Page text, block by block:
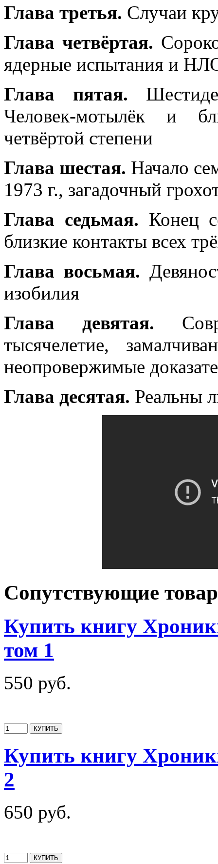
Глава третья. Случаи
Глава четвёртая.
ядерные испытания и
Глава пятая.
Человек-мотылёк и
четвёртой степени
Глава шестая. Начало
1973 г., загадочный
Глава седьмая. Конец
близкие контакты всех
Глава восьмая.
изобилия
Глава девятая.
тысячелетие,
неопровержимые
Глава десятая. Реальны
Сопутствующие
Купить книгу
том 1
550 руб.
Купить книгу
2
650 руб.